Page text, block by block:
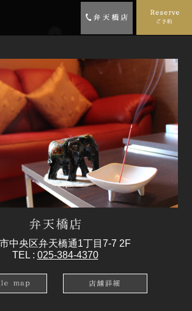
中央区弁天橋通1丁目7-7 2F
TEL : 025-384-4370